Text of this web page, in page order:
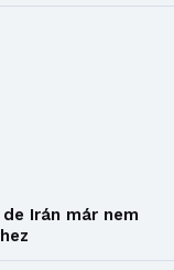
Irán már nem